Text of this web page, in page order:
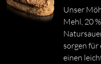
Unser
Mehl, 20
sorgen für
einen